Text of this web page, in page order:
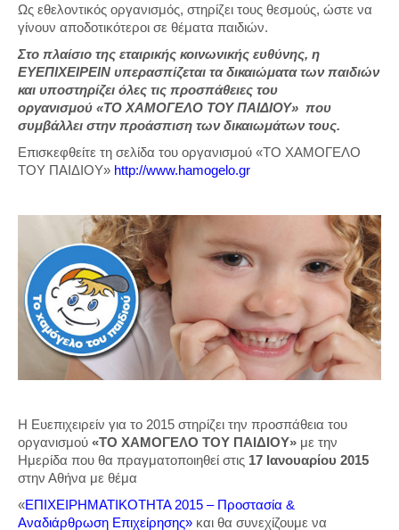
Ως εθελοντικός οργανισμός, στηρίζει τους θεσμούς, ώστε να
γίνουν αποδοτικότεροι σε θέματα παιδιών.
Στο πλαίσιο της εταιρικής κοινωνικής ευθύνης, η
ΕΥΕΠΙΧΕΙΡΕΙΝ υπερασπίζεται τα δικαιώματα των παιδιών
και υποστηρίζει όλες τις προσπάθειες του
οργανισμού «ΤΟ ΧΑΜΟΓΕΛΟ ΤΟΥ ΠΑΙΔΙΟΥ» που
συμβάλλει στην προάσπιση των δικαιωμάτων τους.
Επισκεφθείτε τη σελίδα του οργανισμού «ΤΟ ΧΑΜΟΓΕΛΟ
ΤΟΥ ΠΑΙΔΙΟΥ» http://www.hamogelo.gr
Η Ευεπιχειρείν για το 2015 στηρίζει την προσπάθεια του
οργανισμού «ΤΟ ΧΑΜΟΓΕΛΟ ΤΟΥ ΠΑΙΔΙΟΥ» με την
Ημερίδα που θα πραγματοποιηθεί στις 17 Ιανουαρίου 2015
στην Αθήνα με θέμα
«ΕΠΙΧΕΙΡΗΜΑΤΙΚΟΤΗΤΑ 2015 – Προστασία &
Αναδιάρθρωση Επιχείρησης» και θα συνεχίζουμε να